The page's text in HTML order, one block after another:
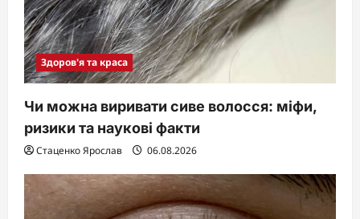
Здоров'я та краса
Чи можна виривати сиве волосся: міфи,
ризики та наукові факти
Стаценко Ярослав 06.08.2026